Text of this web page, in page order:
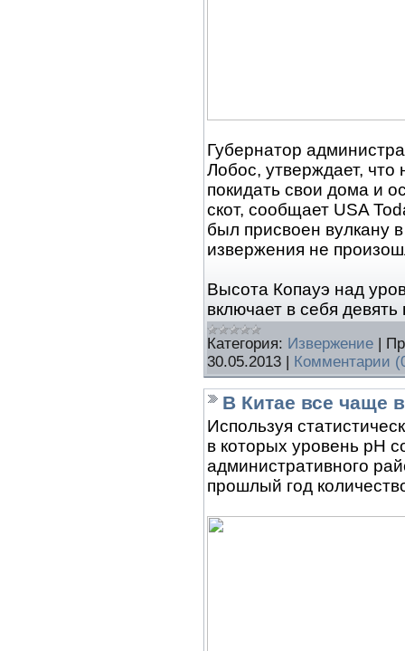
Губернатор
Лобос, утверждает,
покидать свои дома и
скот, сообщает USA
был присвоен вулкану
извержения не
Высота Копауэ над
включает в себя
Категория: Извержение |
30.05.2013 | Комментарии
В Китае все чаще
Используя
в которых уровень рН
административного
прошлый год